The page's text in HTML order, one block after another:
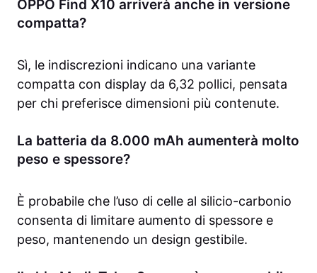
OPPO Find X10 arriverà anche in versione
compatta?
Sì, le indiscrezioni indicano una variante
compatta con display da 6,32 pollici, pensata
per chi preferisce dimensioni più contenute.
La batteria da 8.000 mAh aumenterà molto
peso e spessore?
È probabile che l’uso di celle al silicio-carbonio
consenta di limitare aumento di spessore e
peso, mantenendo un design gestibile.